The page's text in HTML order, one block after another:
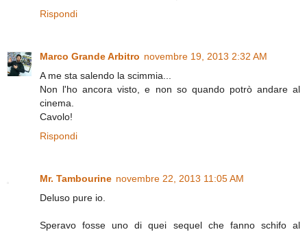
Rispondi
Marco Grande Arbitro novembre 19, 2013 2:32 AM
A me sta salendo la scimmia...
Non l'ho ancora visto, e non so quando potrò andare al
cinema.
Cavolo!
Rispondi
Mr. Tambourine novembre 22, 2013 11:05 AM
Deluso pure io.
Speravo fosse uno di quei sequel che fanno schifo al